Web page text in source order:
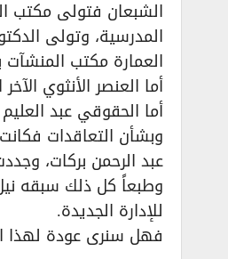
الشبعان فتولى مكتب
المدرسية، وتولى
العمارة مكتب المنشآت
أما العنصر الأنثوي
أما الحقوقي عبد
وبشأن التعاقدات
عبد الرحمن بركات،
وطبعاً كل ذلك سبقه نيل
للإدارة الجديدة.
فهل سنرى عودة لهذا